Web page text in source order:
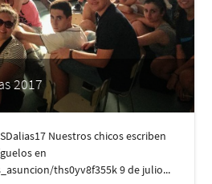
2017
Nuestros chicos escriben
en
ths0yv8f355k 9 de julio...